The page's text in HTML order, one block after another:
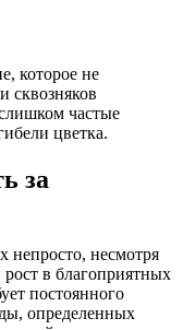
которое не
сквозняков
частые
цветка.
за
непросто, несмотря
в благоприятных
постоянного
определенных